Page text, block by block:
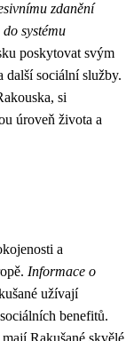
zdanění
systému
poskytovat svým
sociální služby.
si
úroveň života a
a
Informace o
užívají
benefitů.